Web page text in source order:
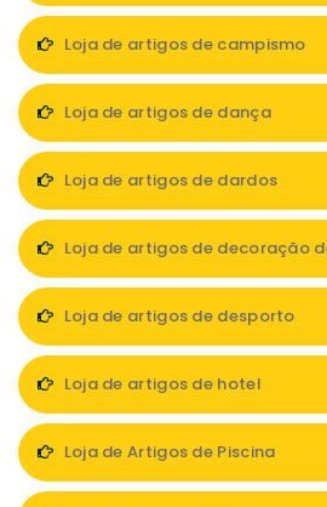
Loja de artigos de campismo
Loja de artigos de dança
Loja de artigos de dardos
Loja de artigos de decoração
Loja de artigos de desporto
Loja de artigos de hotel
Loja de Artigos de Piscina